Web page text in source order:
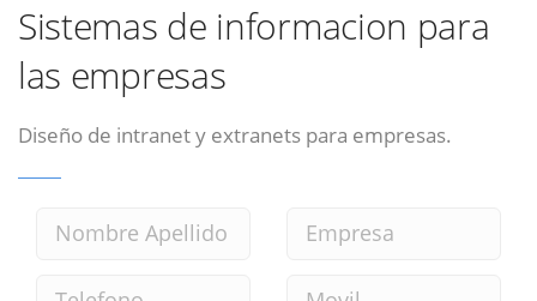
Sistemas de informacion para
las empresas
Diseño de intranet y extranets para empresas.